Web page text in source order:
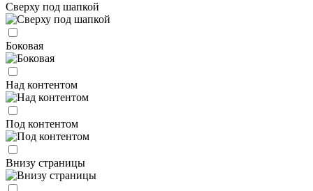
Сверху под шапкой
Боковая
Над контентом
Под контентом
Внизу страницы